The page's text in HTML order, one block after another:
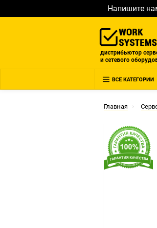
Напишите
дистрибьютор
и сетевого
ВСЕ КАТЕГОРИИ
Главная